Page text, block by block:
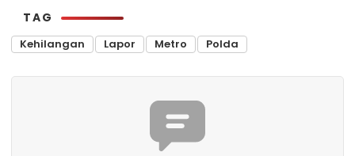
TAG
Kehilangan Lapor Metro Polda